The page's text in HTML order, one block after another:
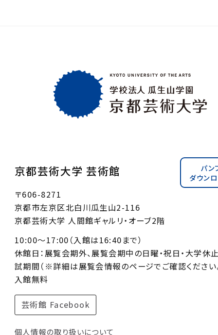
京都芸術大学 芸術館
パン
ダウン
〒606-8271
京都市左京区北白川瓜生山2-116
京都芸術大学 人間館ギャルリ・オーブ2階
10:00〜17:00（入館は16:40まで）
休館日：展覧会期外、展覧会期中の日曜・祝日・大学休
試期間（※詳細は展覧会情報のページでご確認ください
入館無料
芸術館 Facebook
個人情報の取り扱いについて